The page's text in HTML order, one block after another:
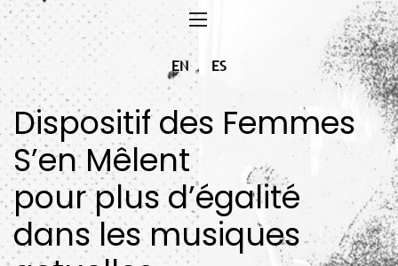
EN ES
Dispositif des Femmes
S’en Mêlent
pour plus d’égalité
dans les musiques